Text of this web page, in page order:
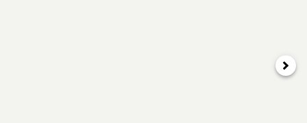
次へ